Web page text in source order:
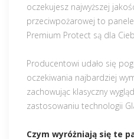
oczekujesz najwyższej
przeciwpożarowej to
Premium Protect są dla
Producentowi udało się
oczekiwania najbardziej
zachowując klasyczny
zastosowaniu technologii
Czym wyróżniają się te